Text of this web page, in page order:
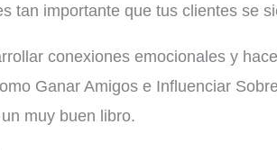
tan importante que tus clientes se
conexiones emocionales y
Ganar Amigos e Influenciar
muy buen libro.